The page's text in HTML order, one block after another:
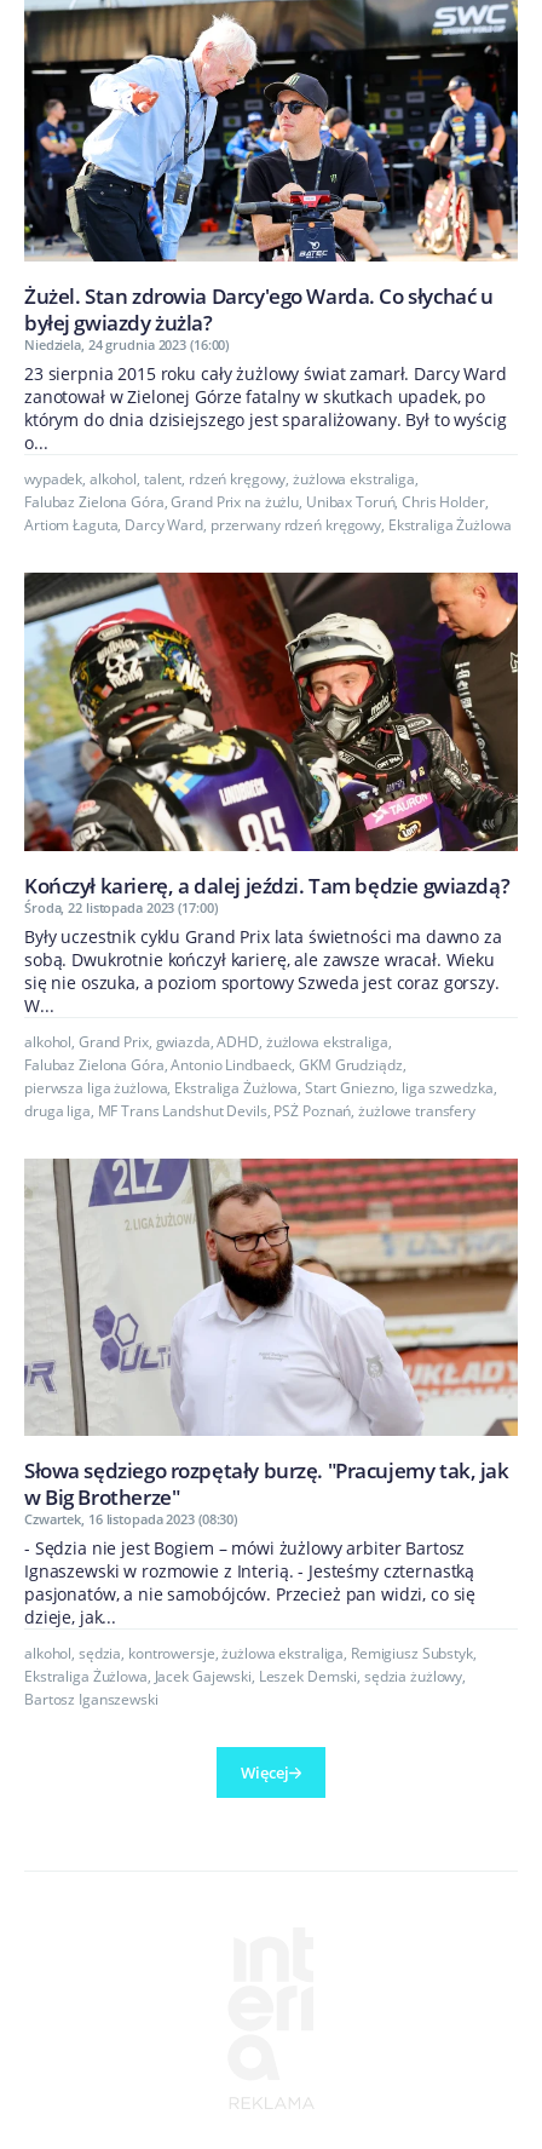
Żużel. Stan zdrowia Darcy'ego Warda. Co słychać u
byłej gwiazdy żużla?
Niedziela, 24 grudnia 2023 (16:00)
23 sierpnia 2015 roku cały żużlowy świat zamarł. Darcy Ward
zanotował w Zielonej Górze fatalny w skutkach upadek, po
którym do dnia dzisiejszego jest sparaliżowany. Był to wyścig
o...
wypadek, alkohol, talent, rdzeń kręgowy,żużlowa ekstraliga,
Falubaz Zielona Góra,Grand Prix na żużlu, Unibax Toruń,Chris Holder,
Artiom Łaguta, Darcy Ward, przerwany rdzeń kręgowy, Ekstraliga Żużlowa
Kończył karierę, a dalej jeździ. Tam będzie gwiazdą?
Środa, 22 listopada 2023 (17:00)
Były uczestnik cyklu Grand Prix lata świetności ma dawno za
sobą. Dwukrotnie kończył karierę, ale zawsze wracał. Wieku
się nie oszuka, a poziom sportowy Szweda jest coraz gorszy.
W...
alkohol, Grand Prix, gwiazda,ADHD, żużlowa ekstraliga,
Falubaz Zielona Góra,Antonio Lindbaeck,GKM Grudziądz,
pierwsza liga żużlowa, Ekstraliga Żużlowa, Start Gniezno, liga szwedzka,
druga liga, MF Trans Landshut Devils, PSŻ Poznań,żużlowe transfery
Słowa sędziego rozpętały burzę. "Pracujemy tak, jak
w Big Brotherze"
Czwartek, 16 listopada 2023 (08:30)
- Sędzia nie jest Bogiem – mówi żużlowy arbiter Bartosz
Ignaszewski w rozmowie z Interią. - Jesteśmy czternastką
pasjonatów, a nie samobójców. Przecież pan widzi, co się
dzieje, jak...
alkohol, sędzia, kontrowersje,żużlowa ekstraliga, Remigiusz Substyk,
Ekstraliga Żużlowa, Jacek Gajewski, Leszek Demski, sędzia żużlowy,
Bartosz Iganszewski
Więcej